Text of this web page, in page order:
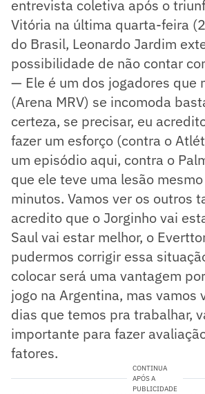
entrevista coletiva após o
Vitória na última quarta-feira
do Brasil, Leonardo Jardim
possibilidade de não contar
— Ele é um dos jogadores que
(Arena MRV) se incomoda
certeza, se precisar, eu
fazer um esforço (contra o
um episódio aqui, contra o
que ele teve uma lesão
minutos. Vamos ver os outros
acredito que o Jorginho vai
Saul vai estar melhor, o
pudermos corrigir essa
colocar será uma vantagem
jogo na Argentina, mas vamos
dias que temos pra trabalhar,
importante para fazer
fatores.
CONTINUA
APÓS A
PUBLICIDADE